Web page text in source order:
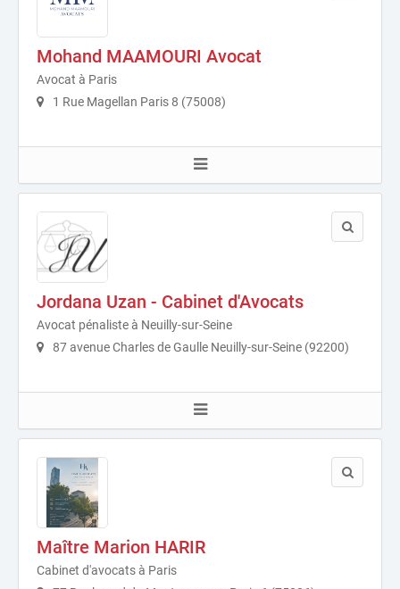
Mohand MAAMOURI Avocat
Avocat à Paris
1 Rue Magellan Paris 8 (75008)
Jordana Uzan - Cabinet d'Avocats
Avocat pénaliste à Neuilly-sur-Seine
87 avenue Charles de Gaulle Neuilly-sur-Seine (92200)
Maître Marion HARIR
Cabinet d'avocats à Paris